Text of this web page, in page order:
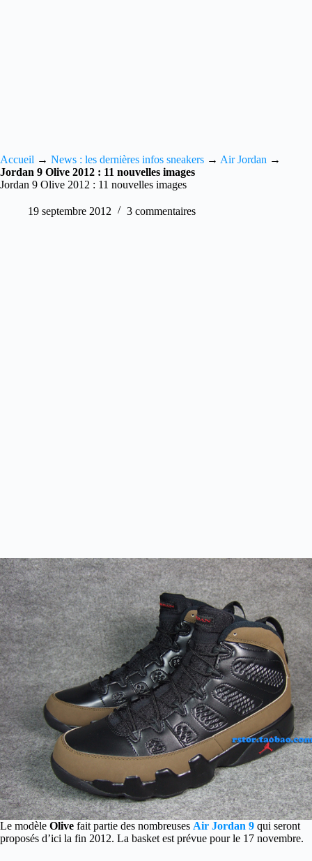
Accueil → News : les dernières infos sneakers → Air Jordan →
Jordan 9 Olive 2012 : 11 nouvelles images
Jordan 9 Olive 2012 : 11 nouvelles images
19 septembre 2012 3 commentaires
Le modèle Olive fait partie des nombreuses Air Jordan 9 qui seront
proposés d’ici la fin 2012. La basket est prévue pour le 17 novembre.